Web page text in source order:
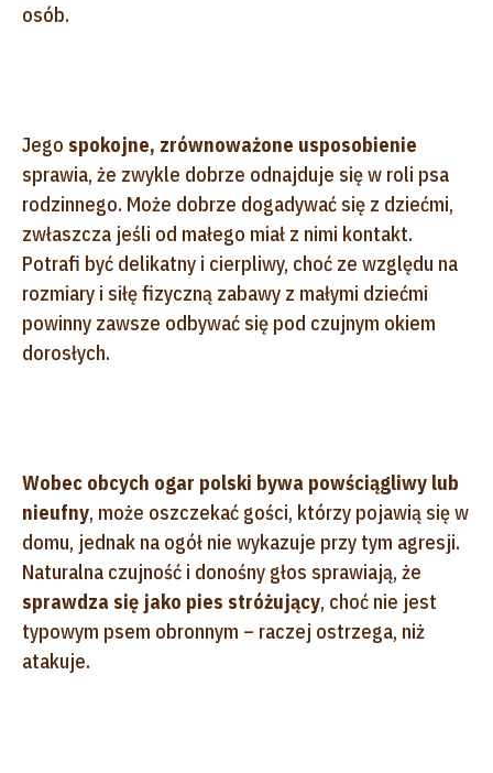
osób.
Jego spokojne, zrównoważone usposobienie
sprawia, że zwykle dobrze odnajduje się w roli psa
rodzinnego. Może dobrze dogadywać się z dziećmi,
zwłaszcza jeśli od małego miał z nimi kontakt.
Potrafi być delikatny i cierpliwy, choć ze względu na
rozmiary i siłę fizyczną zabawy z małymi dziećmi
powinny zawsze odbywać się pod czujnym okiem
dorosłych.
Wobec obcych ogar polski bywa powściągliwy lub
nieufny, może oszczekać gości, którzy pojawią się w
domu, jednak na ogół nie wykazuje przy tym agresji.
Naturalna czujność i donośny głos sprawiają, że
sprawdza się jako pies stróżujący, choć nie jest
typowym psem obronnym – raczej ostrzega, niż
atakuje.